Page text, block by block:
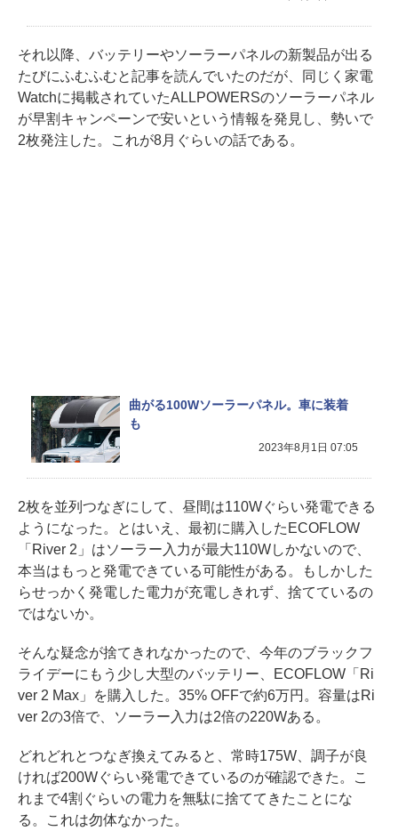
それ以降、バッテリーやソーラーパネルの新製品が出る
たびにふむふむと記事を読んでいたのだが、同じく家電
Watchに掲載されていたALLPOWERSのソーラーパネル
が早割キャンペーンで安いという情報を発見し、勢いで
2枚発注した。これが8月ぐらいの話である。
曲がる100Wソーラーパネル。車に装着
も
2023年8月1日 07:05
2枚を並列つなぎにして、昼間は110Wぐらい発電できる
ようになった。とはいえ、最初に購入したECOFLOW
「River 2」はソーラー入力が最大110Wしかないので、
本当はもっと発電できている可能性がある。もしかした
らせっかく発電した電力が充電しきれず、捨てているの
ではないか。
そんな疑念が捨てきれなかったので、今年のブラックフ
ライデーにもう少し大型のバッテリー、ECOFLOW「Ri
ver 2 Max」を購入した。35% OFFで約6万円。容量はRi
ver 2の3倍で、ソーラー入力は2倍の220Wある。
どれどれとつなぎ換えてみると、常時175W、調子が良
ければ200Wぐらい発電できているのが確認できた。こ
れまで4割ぐらいの電力を無駄に捨ててきたことにな
る。これは勿体なかった。